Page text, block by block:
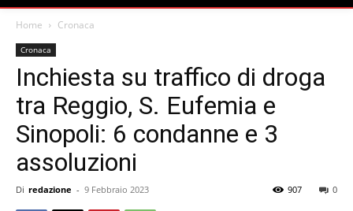
Home Cronaca
Cronaca
Inchiesta su traffico di droga
tra Reggio, S. Eufemia e
Sinopoli: 6 condanne e 3
assoluzioni
Di redazione - 9 Febbraio 2023 0
907